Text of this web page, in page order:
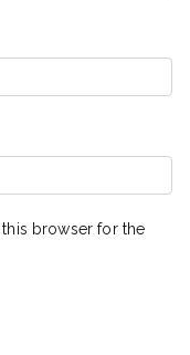
browser for the